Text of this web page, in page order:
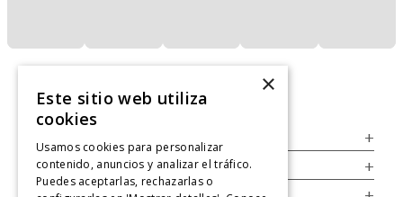
+
Legal +
×
Este sitio web utiliza
cookies
Usamos cookies para personalizar
contenido, anuncios y analizar el tráfico.
Puedes aceptarlas, rechazarlas o